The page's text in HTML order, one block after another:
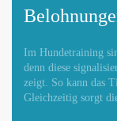
Im Hundetraining
denn diese
zeigt. So kann das
Gleichzeitig sorgt